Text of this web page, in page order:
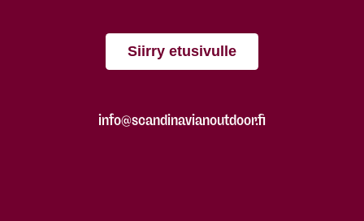
Siirry etusivulle
info@scandinavianoutdoor.fi